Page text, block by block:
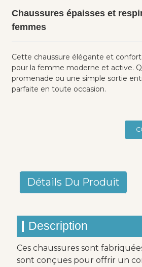
Chaussures épaisses et
femmes
Cette chaussure élégante et
pour la femme moderne et active.
promenade ou une simple sortie
parfaite en toute occasion.
Détails Du Produit
Description
Ces chaussures sont
sont conçues pour offrir un